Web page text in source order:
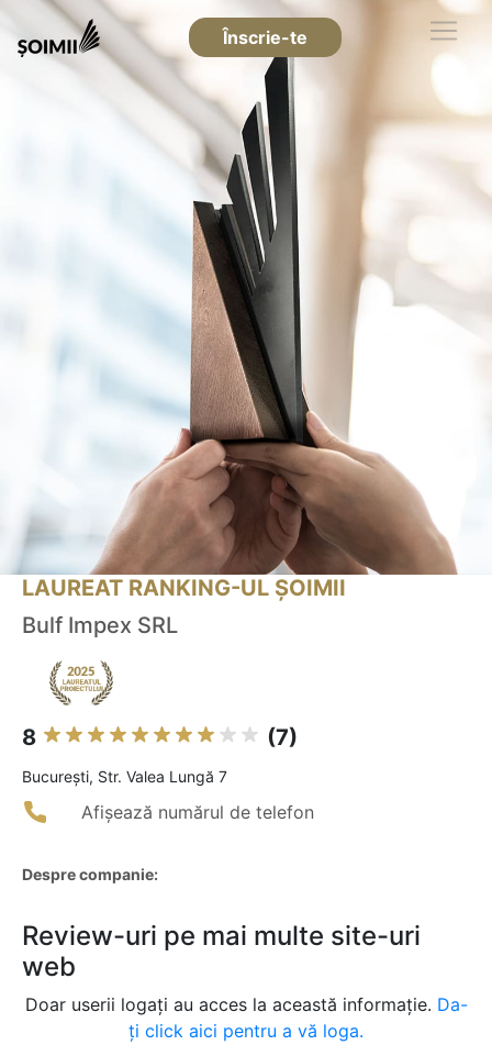
Înscrie-te
LAUREAT RANKING-UL ȘOIMII
Bulf Impex SRL
8 (7)
Bucureşti, Str. Valea Lungă 7
Afișează numărul de telefon
Despre companie:
Review-uri pe mai multe site-uri
web
Doar userii logați au acces la această informație. Da-
ți click aici pentru a vă loga.